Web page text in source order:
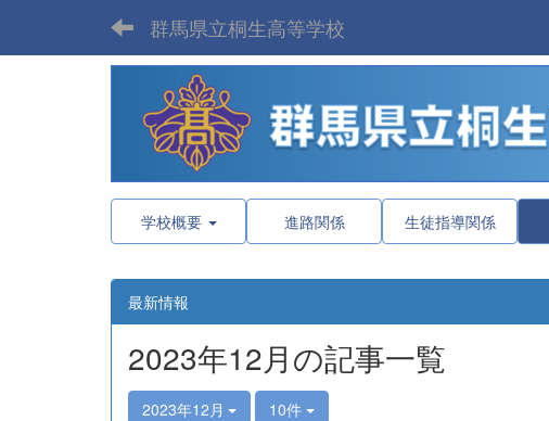
群馬県立桐生高等学校
学校概要 進路関係 生徒指導関係
最新情報
2023年12月の記事一覧
2023年12月 10件